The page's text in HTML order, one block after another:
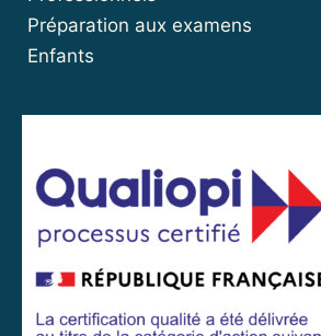
Préparation aux examens
Enfants